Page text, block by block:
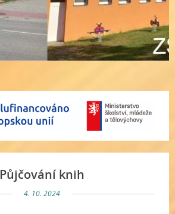
Půjčování knih
4. 10. 2024